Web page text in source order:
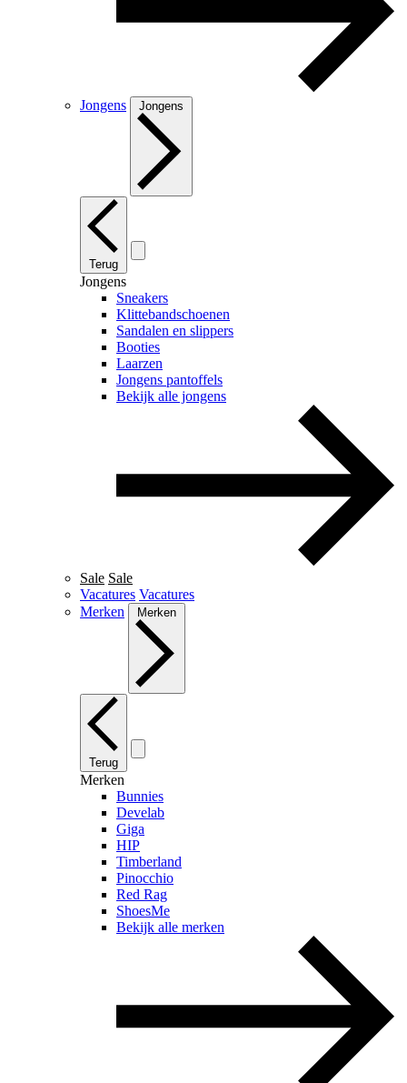
Jongens Jongens
Terug
Jongens
Sneakers
Klittebandschoenen
Sandalen en slippers
Booties
Laarzen
Jongens pantoffels
Bekijk alle jongens
Sale Sale
Vacatures Vacatures
Merken
Merken
Terug
Merken
Bunnies
Develab
Giga
HIP
Timberland
Pinocchio
Red Rag
ShoesMe
Bekijk alle merken